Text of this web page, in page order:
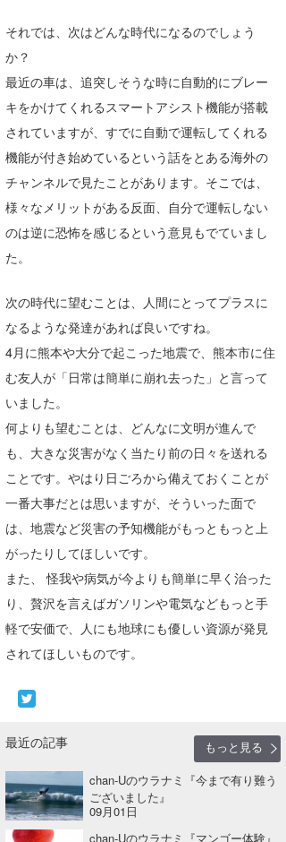
それでは、次はどんな時代になるのでしょう
か？
最近の車は、追突しそうな時に自動的にブレー
キをかけてくれるスマートアシスト機能が搭載
されていますが、すでに自動で運転してくれる
機能が付き始めているという話をとある海外の
チャンネルで見たことがあります。そこでは、
様々なメリットがある反面、自分で運転しない
のは逆に恐怖を感じるという意見もでていまし
た。
次の時代に望むことは、人間にとってプラスに
なるような発達があれば良いですね。
4月に熊本や大分で起こった地震で、熊本市に住
む友人が「日常は簡単に崩れ去った」と言って
いました。
何よりも望むことは、どんなに文明が進んで
も、大きな災害がなく当たり前の日々を送れる
ことです。やはり日ごろから備えておくことが
一番大事だとは思いますが、そういった面で
は、地震など災害の予知機能がもっともっと上
がったりしてほしいです。
また、 怪我や病気が今よりも簡単に早く治った
り、贅沢を言えばガソリンや電気などもっと手
軽で安価で、人にも地球にも優しい資源が発見
されてほしいものです。
最近の記事
もっと見る
chan-Uのウラナミ『今まで有り難う
ございました』
09月01日
chan-Uのウラナミ『マンゴー体験』
大野”MAR”修聖
H
KOBU
KY
mitz
Soulman
VAGY
YUKI☆
たっちー
ハンマー
まっきー
三輪予報士
小川予報士
上田純子
ゴン
米山予報士